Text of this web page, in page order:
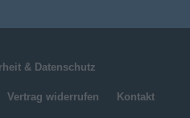
& Datenschutz
Vertrag widerrufen Kontakt